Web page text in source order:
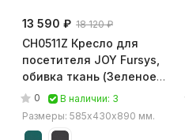
13 590 ₽ 18 120 ₽
CH0511Z Кресло для
посетителя JOY Fursys,
обивка ткань (Зеленое
(247))
0
В наличии: 3
Размеры: 585х430х890 мм.